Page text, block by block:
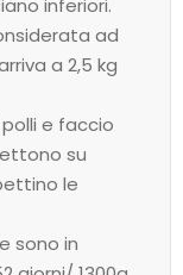
inferiori.
ad
a 2,5 kg
e faccio
su
le
sono in